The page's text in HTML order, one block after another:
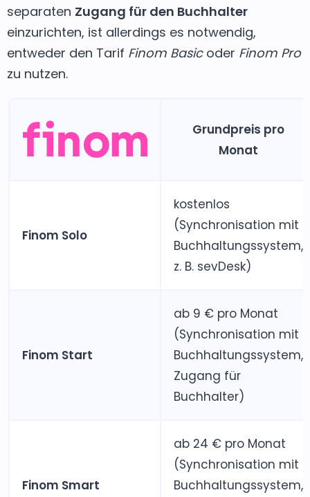
separaten Zugang für den Buchhalter
einzurichten, ist allerdings es notwendig,
entweder den Tarif Finom Basicoder Finom Pro
zu nutzen.
Grundpreis pro
Monat
Finom Solo
kostenlos
(Synchronisation mit
Buchhaltungssystem,
z. B. sevDesk)
Finom Start
ab 9 € pro Monat
(Synchronisation mit
Buchhaltungssystem,
Zugang für
Buchhalter)
Finom Smart
ab 24 € pro Monat
(Synchronisation mit
Buchhaltungssystem,